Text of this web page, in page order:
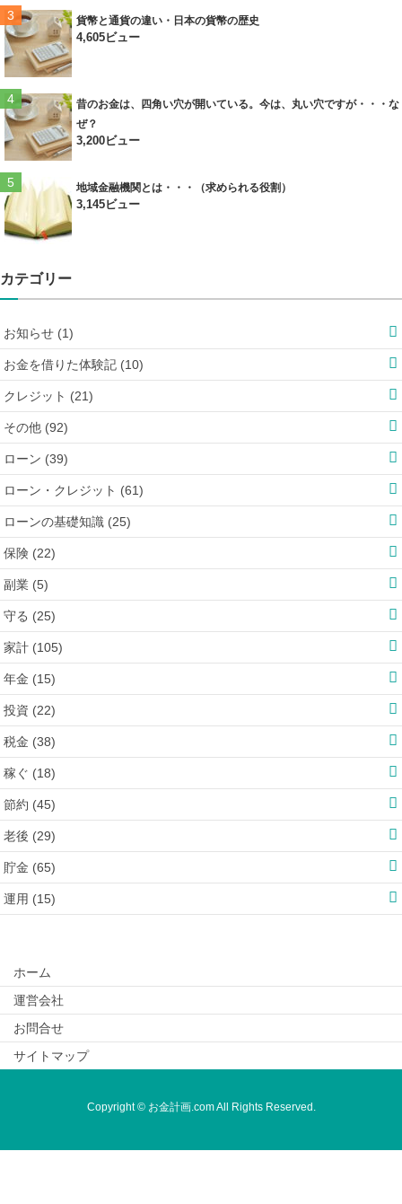
貨幣と通貨の違い・日本の貨幣の歴史
4,605ビュー
昔のお金は、四角い穴が開いている。今は、丸い穴ですが・・・な
ぜ？
3,200ビュー
地域金融機関とは・・・（求められる役割）
3,145ビュー
カテゴリー
お知らせ (1)
お金を借りた体験記 (10)
クレジット (21)
その他 (92)
ローン (39)
ローン・クレジット (61)
ローンの基礎知識 (25)
保険 (22)
副業 (5)
守る (25)
家計 (105)
年金 (15)
投資 (22)
税金 (38)
稼ぐ (18)
節約 (45)
老後 (29)
貯金 (65)
運用 (15)
ホーム
運営会社
お問合せ
サイトマップ
Copyright © お金計画.com All Rights Reserved.